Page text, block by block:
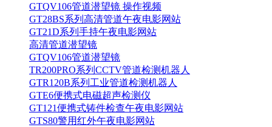
GTQV106管道潜望镜 操作视频
GT28BS系列高清管道午夜电影网站
GT21D系列手持午夜电影网站
高清管道潜望镜
GTQV106管道潜望镜
TR200PRO系列CCTV管道检测机器人
GTR120B系列工业管道检测机器人
GTE6便携式电磁超声检测仪
GT121便携式铸件检查午夜电影网站
GTS80警用红外午夜电影网站